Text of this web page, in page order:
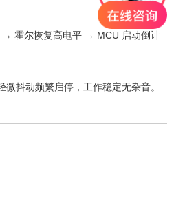
→ 霍尔恢复高电平 → MCU 启动倒计
微抖动频繁启停，工作稳定无杂音。